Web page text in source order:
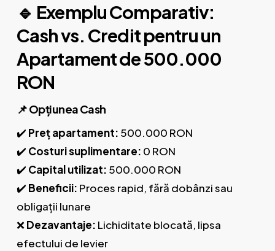
🔹 Exemplu Comparativ:
Cash vs. Credit pentru un
Apartament de 500.000
RON
📌 Opțiunea Cash
✔️ Preț apartament: 500.000 RON
✔️ Costuri suplimentare: 0 RON
✔️ Capital utilizat: 500.000 RON
✔️ Beneficii: Proces rapid, fără dobânzi sau
obligații lunare
❌Dezavantaje: Lichiditate blocată, lipsa
efectului de levier